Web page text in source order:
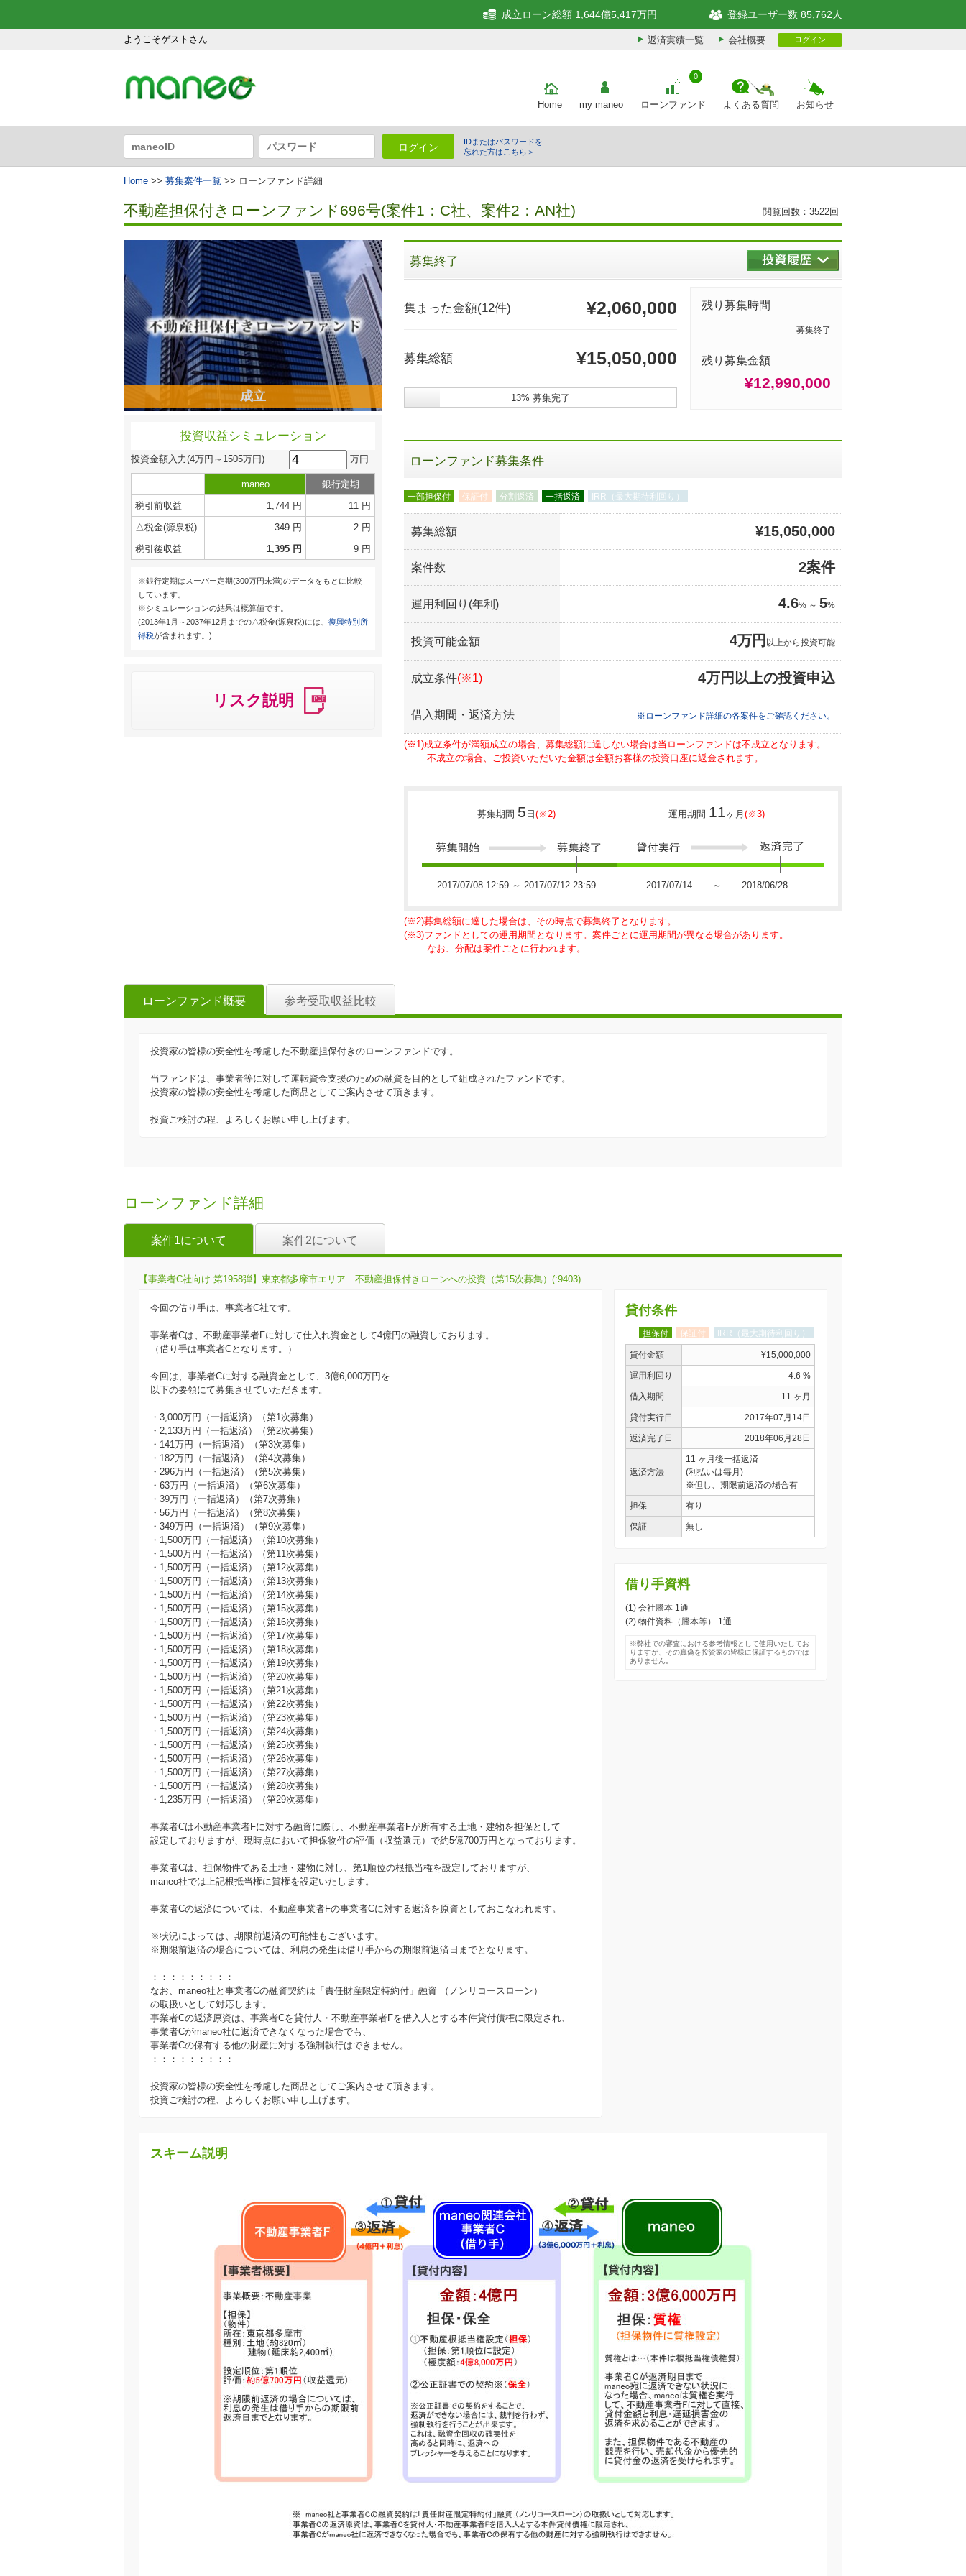
ようこそゲストさん
成立ローン総額 1,644億5,417万円 登録ユーザー数 85,762人
返済実績一覧 会社概要 ログイン
Home my maneo ローンファンド
0
よくある質問 お知らせ
ログイン
IDまたはパスワードを
忘れた方はこちら＞
Home >> 募集案件一覧 >> ローンファンド詳細
不動産担保付きローンファンド696号(案件1：C社、案件2：AN社) 閲覧回数：3522回
成立
投資収益シミュレーション
投資金額入力(4万円～1505万円) 万円
maneo
銀行定期
税引前収益
1,744 円
11 円
△税金(源泉税)
349 円
2 円
税引後収益
1,395 円 9 円
※銀行定期はスーパー定期(300万円未満)のデータをもとに比較
しています。
※シミュレーションの結果は概算値です。
(2013年1月～2037年12月までの△税金(源泉税)には、 復興特別所
得税が含まれます。)
リスク説明
募集終了
集まった金額(12件) ¥2,060,000
募集総額 ¥15,050,000
13% 募集完了
残り募集時間
募集終了
残り募集金額
¥12,990,000
ローンファンド募集条件
一部担保付 保証付 分割返済 一括返済 IRR（最大期待利回り）
募集総額 ¥15,050,000
案件数 2案件
運用利回り(年利) 4.6% ～ 5%
投資可能金額 4万円 以上から投資可能
成立条件(※1) 4万円以上の投資申込
借入期間・返済方法 ※ローンファンド詳細の各案件をご確認ください。
(※1)成立条件が満額成立の場合、募集総額に達しない場合は当ローンファンドは不成立となります。
不成立の場合、ご投資いただいた金額は全額お客様の投資口座に返金されます。
募集期間 5 日(※2) 運用期間 11 ヶ月 (※3)
2017/07/08 12:59 ～ 2017/07/12 23:59 2017/07/14 ～ 2018/06/28
(※2)募集総額に達した場合は、その時点で募集終了となります。
(※3)ファンドとしての運用期間となります。案件ごとに運用期間が異なる場合があります。
なお、分配は案件ごとに行われます。
ローンファンド概要 参考受取収益比較
投資家の皆様の安全性を考慮した不動産担保付きのローンファンドです。
当ファンドは、事業者等に対して運転資金支援のための融資を目的として組成されたファンドです。
投資家の皆様の安全性を考慮した商品としてご案内させて頂きます。
投資ご検討の程、よろしくお願い申し上げます。
ローンファンド詳細
案件1について 案件2について
【事業者C社向け 第1958弾】東京都多摩市エリア 不動産担保付きローンへの投資（第15次募集）(:9403)
今回の借り手は、事業者C社です。
事業者Cは、不動産事業者Fに対して仕入れ資金として4億円の融資しております。
（借り手は事業者Cとなります。）
今回は、事業者Cに対する融資金として、3億6,000万円を
以下の要領にて募集させていただきます。
・3,000万円（一括返済）（第1次募集）
・2,133万円（一括返済）（第2次募集）
・141万円（一括返済）（第3次募集）
・182万円（一括返済）（第4次募集）
・296万円（一括返済）（第5次募集）
・63万円（一括返済）（第6次募集）
・39万円（一括返済）（第7次募集）
・56万円（一括返済）（第8次募集）
・349万円（一括返済）（第9次募集）
・1,500万円（一括返済）（第10次募集）
・1,500万円（一括返済）（第11次募集）
・1,500万円（一括返済）（第12次募集）
・1,500万円（一括返済）（第13次募集）
・1,500万円（一括返済）（第14次募集）
・1,500万円（一括返済）（第15次募集）
・1,500万円（一括返済）（第16次募集）
・1,500万円（一括返済）（第17次募集）
・1,500万円（一括返済）（第18次募集）
・1,500万円（一括返済）（第19次募集）
・1,500万円（一括返済）（第20次募集）
・1,500万円（一括返済）（第21次募集）
・1,500万円（一括返済）（第22次募集）
・1,500万円（一括返済）（第23次募集）
・1,500万円（一括返済）（第24次募集）
・1,500万円（一括返済）（第25次募集）
・1,500万円（一括返済）（第26次募集）
・1,500万円（一括返済）（第27次募集）
・1,500万円（一括返済）（第28次募集）
・1,235万円（一括返済）（第29次募集）
事業者Cは不動産事業者Fに対する融資に際し、不動産事業者Fが所有する土地・建物を担保として
設定しておりますが、現時点において担保物件の評価（収益還元）で約5億700万円となっております。
事業者Cは、担保物件である土地・建物に対し、第1順位の根抵当権を設定しておりますが、
maneo社では上記根抵当権に質権を設定いたします。
事業者Cの返済については、不動産事業者Fの事業者Cに対する返済を原資としておこなわれます。
※状況によっては、期限前返済の可能性もございます。
※期限前返済の場合については、利息の発生は借り手からの期限前返済日までとなります。
：：：：：：：：：
なお、maneo社と事業者Cの融資契約は「責任財産限定特約付」融資 （ノンリコースローン）
の取扱いとして対応します。
事業者Cの返済原資は、事業者Cを貸付人・不動産事業者Fを借入人とする本件貸付債権に限定され、
事業者Cがmaneo社に返済できなくなった場合でも、
事業者Cの保有する他の財産に対する強制執行はできません。
：：：：：：：：：
投資家の皆様の安全性を考慮した商品としてご案内させて頂きます。
投資ご検討の程、よろしくお願い申し上げます。
貸付条件
担保付 保証付 IRR（最大期待利回り）
貸付金額 ¥15,000,000
運用利回り 4.6 %
借入期間 11 ヶ月
貸付実行日 2017年07月14日
返済完了日 2018年06月28日
返済方法
11 ヶ月後一括返済
(利払いは毎月)
※但し、期限前返済の場合有
担保 有り
保証 無し
借り手資料
(1) 会社謄本 1通
(2) 物件資料（謄本等） 1通
※弊社での審査における参考情報として使用いたしてお
りますが、その真偽を投資家の皆様に保証するものでは
ありません。
スキーム説明